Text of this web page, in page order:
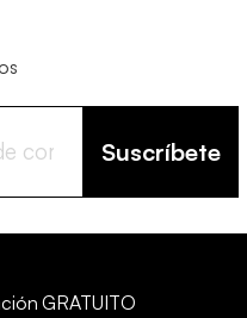
Suscríbete
GRATUITO